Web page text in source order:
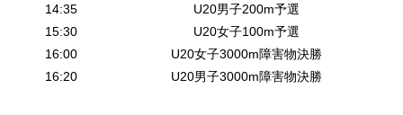
14:35
U20男子200m予選
15:30
U20女子100m予選
16:00
U20女子3000m障害物決勝
16:20
U20男子3000m障害物決勝